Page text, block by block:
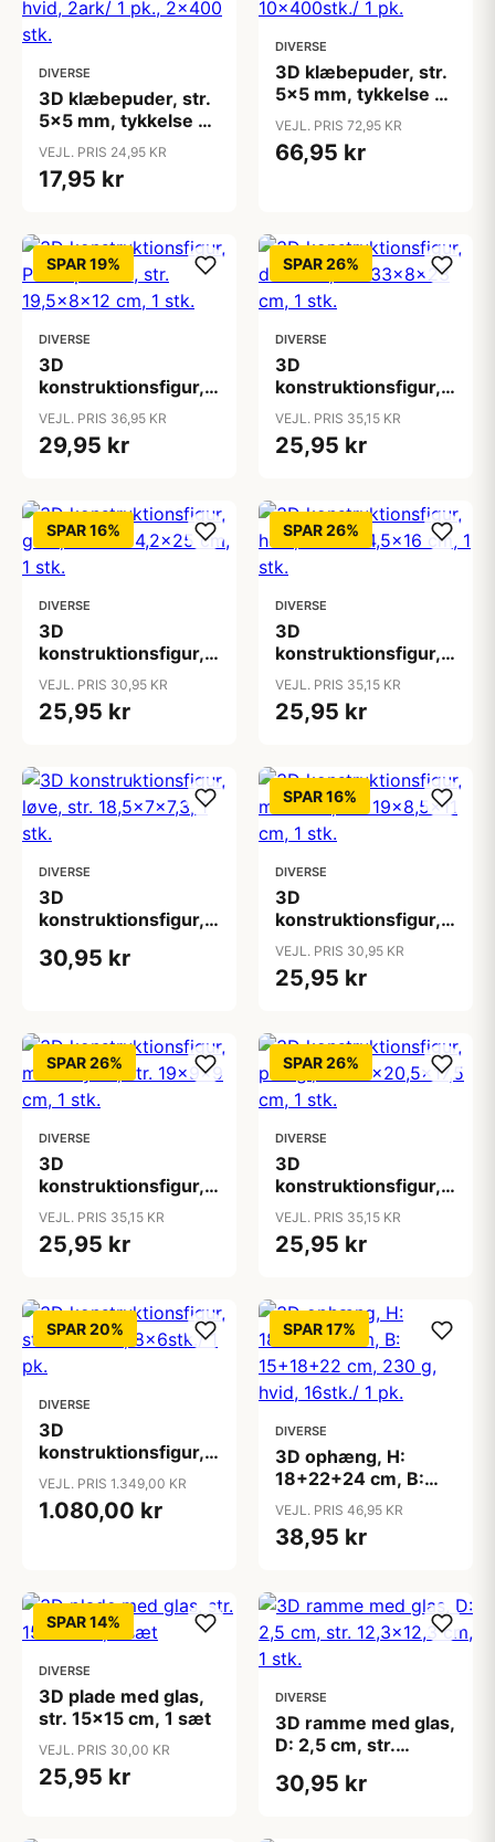
DIVERSE
3D klæbepuder, str.
5x5 mm, tykkelse 2
mm, hvid, 2ark/ 1
pk., 2x400 stk.
VEJL. PRIS 24,95 KR
17,95 kr
DIVERSE
3D klæbepuder, str.
5x5 mm, tykkelse 3
mm, 10x400stk./ 1
pk.
VEJL. PRIS 72,95 KR
66,95 kr
SPAR 19%
DIVERSE
3D
konstruktionsfigur,
Pick-up truck, str.
19,5x8x12 cm, 1 stk.
VEJL. PRIS 36,95 KR
29,95 kr
SPAR 26%
DIVERSE
3D
konstruktionsfigur,
dinosaur, str.
33x8x23 cm, 1 stk.
VEJL. PRIS 35,15 KR
25,95 kr
SPAR 16%
DIVERSE
3D
konstruktionsfigur,
giraf, str. 20x4,2x25
cm, 1 stk.
VEJL. PRIS 30,95 KR
25,95 kr
SPAR 26%
DIVERSE
3D
konstruktionsfigur,
hest, str. 18x4,5x16
cm, 1 stk.
VEJL. PRIS 35,15 KR
25,95 kr
DIVERSE
3D
konstruktionsfigur,
18,5x7x7,3, 1 stk.
30,95 kr
SPAR 16%
DIVERSE
3D
konstruktionsfigur,
mammut, str.
19x8,5x11 cm, 1 stk.
VEJL. PRIS 30,95 KR
25,95 kr
SPAR 26%
DIVERSE
3D
konstruktionsfigur,
motorcykel, str.
19x9x9 cm, 1 stk.
VEJL. PRIS 35,15 KR
25,95 kr
SPAR 26%
DIVERSE
3D
konstruktionsfigur,
påfugl, str.
10x20,5x17,5 cm, 1
stk.
VEJL. PRIS 35,15 KR
25,95 kr
SPAR 20%
DIVERSE
3D
konstruktionsfigur,
str. 9-25 cm,
8x6stk./ 1 pk.
VEJL. PRIS 1.349,00 KR
1.080,00 kr
SPAR 17%
DIVERSE
3D ophæng, H:
18+22+24 cm, B:
15+18+22 cm, 230
g, hvid, 16stk./ 1 pk.
VEJL. PRIS 46,95 KR
38,95 kr
SPAR 14%
DIVERSE
3D plade med glas,
str. 15x15 cm, 1 sæt
VEJL. PRIS 30,00 KR
25,95 kr
DIVERSE
3D ramme med glas,
D: 2,5 cm, str.
30,95 kr